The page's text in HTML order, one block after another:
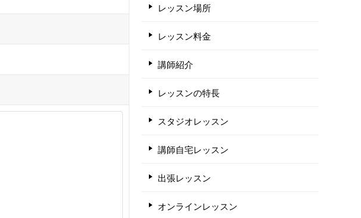
レッスン場所
レッスン料金
講師紹介
レッスンの特長
スタジオレッスン
講師自宅レッスン
出張レッスン
オンラインレッスン